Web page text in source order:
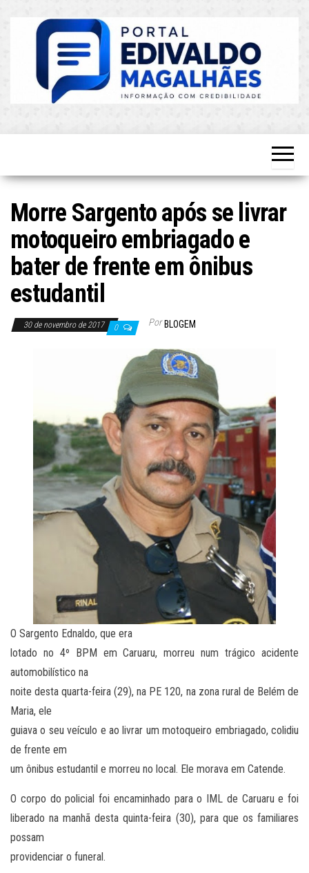
Atualizado!
Morre Sargento após se livrar
motoqueiro embriagado e
bater de frente em ônibus
estudantil
30 de novembro de 2017 0 Por BLOGEM
O Sargento Ednaldo, que era
lotado no 4º BPM em Caruaru, morreu num trágico acidente
automobilístico na
noite desta quarta-feira (29), na PE 120, na zona rural de Belém de
Maria, ele
guiava o seu veículo e ao livrar um motoqueiro embriagado, colidiu
de frente em
um ônibus estudantil e morreu no local. Ele morava em Catende.
O corpo do policial foi encaminhado para o IML de Caruaru e foi
liberado na manhã desta quinta-feira (30), para que os familiares
possam
providenciar o funeral.